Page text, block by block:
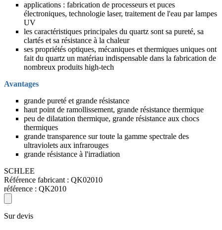
applications : fabrication de processeurs et puces
électroniques, technologie laser, traitement de l'eau par lampes
UV
les caractéristiques principales du quartz sont sa pureté, sa
clartés et sa résistance à la chaleur
ses propriétés optiques, mécaniques et thermiques uniques ont
fait du quartz un matériau indispensable dans la fabrication de
nombreux produits high-tech
Avantages
grande pureté et grande résistance
haut point de ramollissement, grande résistance thermique
peu de dilatation thermique, grande résistance aux chocs
thermiques
grande transparence sur toute la gamme spectrale des
ultraviolets aux infrarouges
grande résistance à l'irradiation
SCHLEE
Référence fabricant : QK02010
référence : QK2010
Sur devis